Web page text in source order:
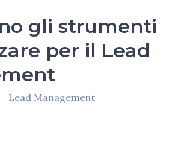
gli strumenti
per il Lead
Lead Management